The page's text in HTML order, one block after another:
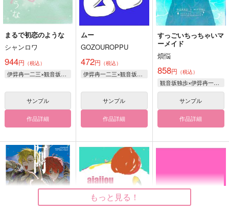
まるで初恋のような
シャンロワ
944円 （税込）
伊弉冉一二三×観音坂独歩
サンプル
作品詳細
ムー
GOZOUROPPU
472円 （税込）
伊弉冉一二三×観音坂独歩
サンプル
作品詳細
すっごいちっちゃいマ
ーメイド
煩悩
858円 （税込）
観音坂独歩×伊弉冉一二三
サンプル
作品詳細
もっと見る！